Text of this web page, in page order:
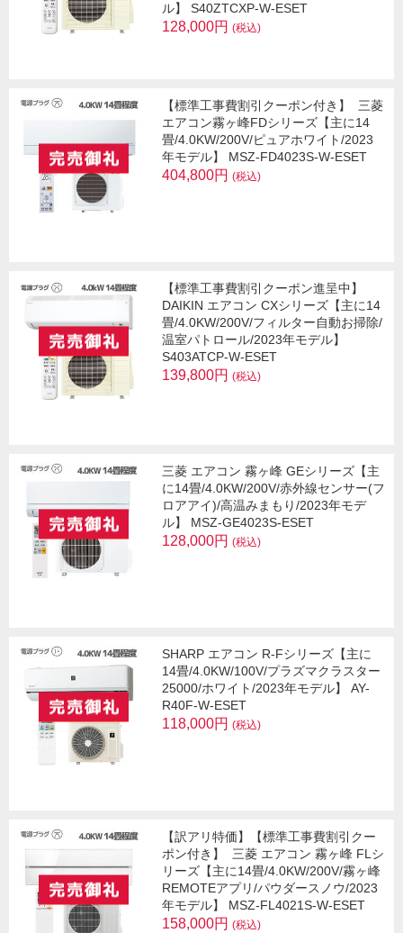
ル】 S40ZTCXP-W-ESET
128,000円 (税込)
【標準工事費割引クーポン付き】
三菱
エアコン霧ヶ峰FDシリーズ【主に14
畳/4.0KW/200V/ピュアホワイト/2023
年モデル】 MSZ-FD4023S-W-ESET
404,800円 (税込)
【標準工事費割引クーポン進呈中】
DAIKIN エアコン CXシリーズ【主に14
畳/4.0KW/200V/フィルター自動お掃除/
温室パトロール/2023年モデル】
S403ATCP-W-ESET
139,800円 (税込)
三菱 エアコン 霧ヶ峰 GEシリーズ【主
に14畳/4.0KW/200V/赤外線センサー(フ
ロアアイ)/高温みまもり/2023年モデ
ル】 MSZ-GE4023S-ESET
128,000円 (税込)
SHARP エアコン R-Fシリーズ【主に
14畳/4.0KW/100V/プラズマクラスター
25000/ホワイト/2023年モデル】 AY-
R40F-W-ESET
118,000円 (税込)
【訳アリ特価】【標準工事費割引クー
ポン付き】
三菱 エアコン 霧ヶ峰 FLシ
リーズ【主に14畳/4.0KW/200V/霧ヶ峰
REMOTEアプリ/パウダースノウ/2023
年モデル】 MSZ-FL4021S-W-ESET
158,000円 (税込)